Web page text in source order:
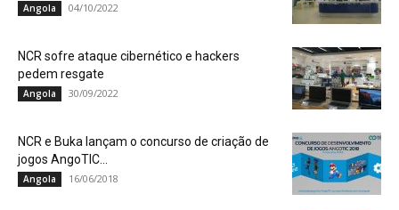
Angola 04/10/2022
NCR sofre ataque cibernético e hackers
pedem resgate
Angola 30/09/2022
NCR e Buka lançam o concurso de criação de
jogos AngoTIC...
Angola 16/06/2018